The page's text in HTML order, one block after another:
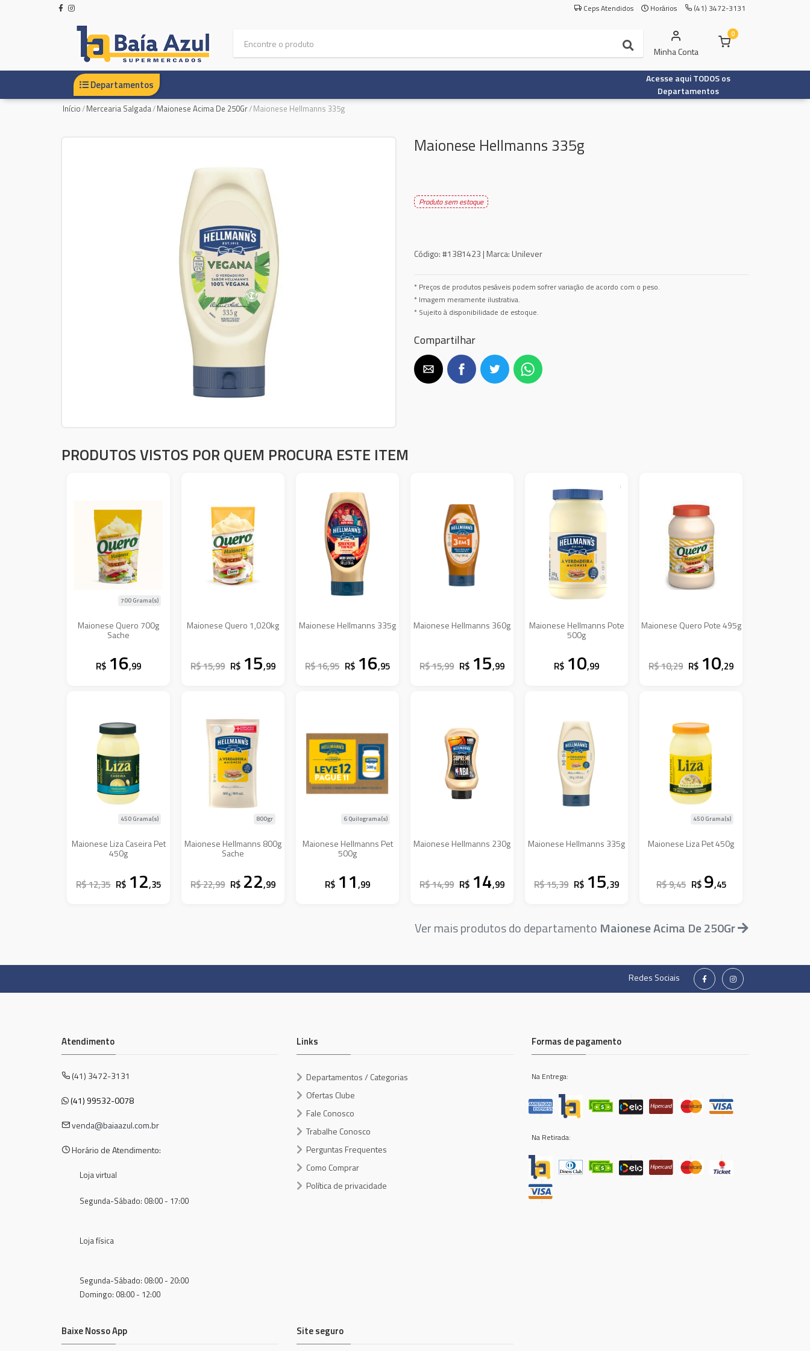
Ceps Atendidos Horários (41) 3472-3131
Minha Conta
0
Departamentos
Acesse aqui TODOS os
Departamentos
Início/Mercearia Salgada/Maionese Acima De 250Gr/Maionese Hellmanns 335g
Maionese Hellmanns 335g
Produto sem estoque
Código:#1381423 | Marca: Unilever
* Preços de produtos pesáveis podem sofrer variação de acordo com o peso.
* Imagem meramente ilustrativa.
* Sujeito à disponibilidade de estoque.
Compartilhar
PRODUTOS VISTOS POR QUEM PROCURA ESTE ITEM
Maionese Quero 700g
Sache
700 Grama(s)
R$ 16,99
Maionese Quero 1,020kg
R$ 15,99 R$ 15,99
Maionese Hellmanns 335g
R$ 16,95 R$ 16,95
Maionese Hellmanns 360g
R$ 15,99 R$ 15,99
Maionese Hellmanns Pote
500g
R$ 10,99
Maionese Quero Pote 495g
R$ 10,29 R$ 10,29
Maionese Liza Caseira Pet
450g
450 Grama(s)
R$ 12,35 R$ 12,35
Maionese Hellmanns 800g
Sache
800gr
R$ 22,99 R$ 22,99
Maionese Hellmanns Pet
500g
6 Quilograma(s)
R$ 11,99
Maionese Hellmanns 230g
R$ 14,99 R$ 14,99
Maionese Hellmanns 335g
R$ 15,39 R$ 15,39
Maionese Liza Pet 450g
450 Grama(s)
R$ 9,45 R$ 9,45
Ver mais produtos do departamento Maionese Acima De 250Gr
Redes Sociais
Atendimento
(41) 3472-3131
(41) 99532-0078
venda@baiaazul.com.br
Horário de Atendimento:
Loja virtual
Segunda-Sábado: 08:00 - 17:00
Loja física
Segunda-Sábado: 08:00 - 20:00
Domingo: 08:00 - 12:00
Links
Departamentos / Categorias
Ofertas Clube
Fale Conosco
Trabalhe Conosco
Perguntas Frequentes
Como Comprar
Política de privacidade
Formas de pagamento
Na Entrega:
Na Retirada:
Baixe Nosso App Site seguro